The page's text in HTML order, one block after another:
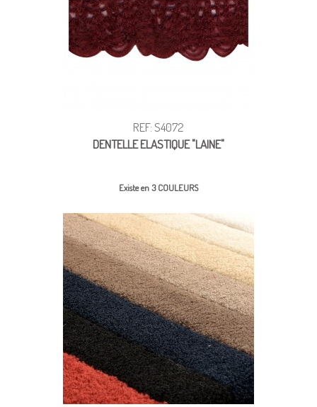
REF: S4072
DENTELLE ELASTIQUE "LAINE"
Existe en 3 COULEURS